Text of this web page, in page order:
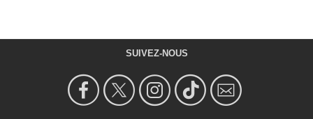
SUIVEZ-NOUS